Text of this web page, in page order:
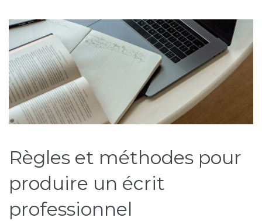
Étiquette :
règles
Règles et méthodes pour
produire un écrit
professionnel